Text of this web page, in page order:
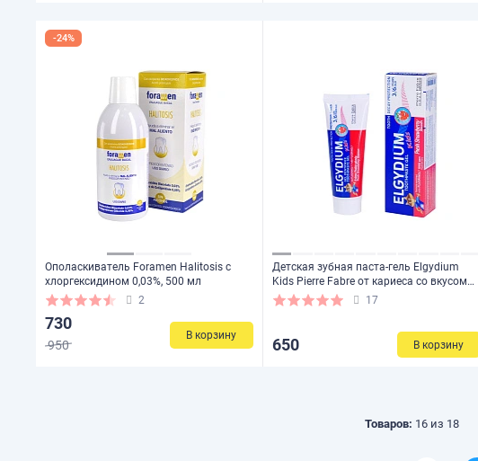
-24%
Ополаскиватель Foramen Halitosis с
хлоргексидином 0,03%, 500 мл
2
730
950
В корзину
Детская зубная паста-гель Elgydium
Kids Pierre Fabre от кариеса со вкусом
свежей клубники (от 3 до 6 лет), 50 мл
17
650 В корзину
Товаров: 16из 18